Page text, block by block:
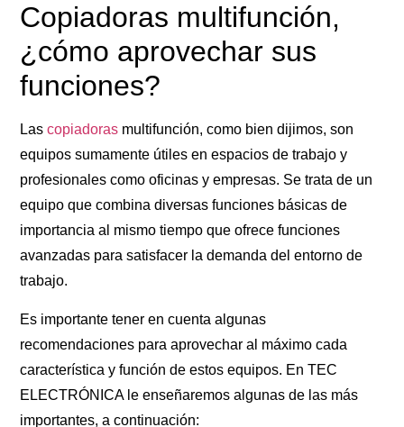
Copiadoras multifunción,
¿cómo aprovechar sus
funciones?
Lascopiadoras multifunción, como bien dijimos, son
equipos sumamente útiles en espacios de trabajo y
profesionales como oficinas y empresas. Se trata de un
equipo que combina diversas funciones básicas de
importancia al mismo tiempo que ofrece funciones
avanzadas para satisfacer la demanda del entorno de
trabajo.
Es importante tener en cuenta algunas
recomendaciones para aprovechar al máximo cada
característica y función de estos equipos. En TEC
ELECTRÓNICA le enseñaremos algunas de las más
importantes, a continuación: